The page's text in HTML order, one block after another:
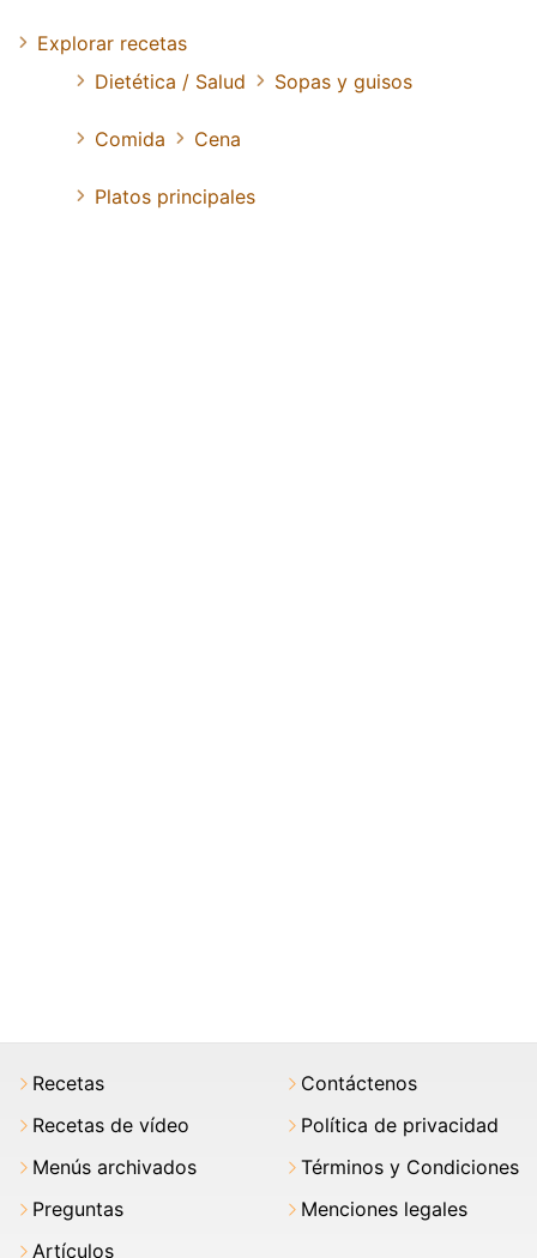
Explorar recetas
Dietética / Salud
Sopas y guisos
Comida Cena
Platos principales
Recetas
Recetas de vídeo
Menús archivados
Preguntas
Artículos
Contáctenos
Política de privacidad
Términos y Condiciones
Menciones legales